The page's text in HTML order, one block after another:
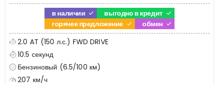
в наличии
выгодно в кредит
горячее предложение
обмен
2.0 AT (150 л.с.) FWD DRIVE
10.5 секунд
Бензиновый (6.5/100 км)
207 км/ч